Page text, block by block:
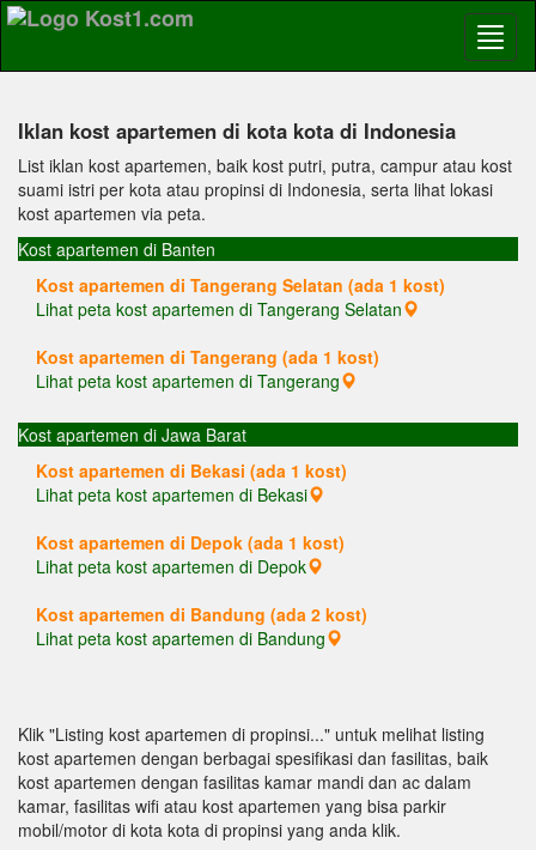
Iklan kost apartemen di kota kota di Indonesia
List iklan kost apartemen, baik kost putri, putra, campur atau kost
suami istri per kota atau propinsi di Indonesia, serta lihat lokasi
kost apartemen via peta.
Kost apartemen di Banten
Kost apartemen di Tangerang Selatan (ada 1 kost)
Lihat peta kost apartemen di Tangerang Selatan
Kost apartemen di Tangerang (ada 1 kost)
Lihat peta kost apartemen di Tangerang
Kost apartemen di Jawa Barat
Kost apartemen di Bekasi (ada 1 kost)
Lihat peta kost apartemen di Bekasi
Kost apartemen di Depok (ada 1 kost)
Lihat peta kost apartemen di Depok
Kost apartemen di Bandung (ada 2 kost)
Lihat peta kost apartemen di Bandung
Klik "Listing kost apartemen di propinsi..." untuk melihat listing
kost apartemen dengan berbagai spesifikasi dan fasilitas, baik
kost apartemen dengan fasilitas kamar mandi dan ac dalam
kamar, fasilitas wifi atau kost apartemen yang bisa parkir
mobil/motor di kota kota di propinsi yang anda klik.